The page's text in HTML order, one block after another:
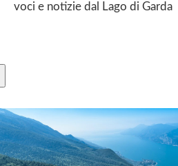
voci e notizie dal Lago di Garda